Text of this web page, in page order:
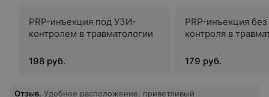
PRP-инъекция под УЗИ-
контролем в травматологии
198 руб.
PRP-инъекция
контроля в
179 руб.
Отзыв. Удобное расположение, приветливый